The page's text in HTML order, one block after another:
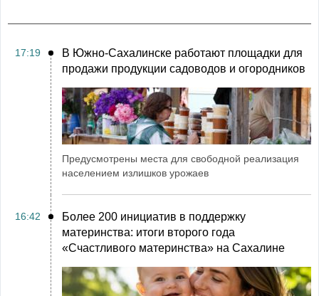
17:19
В Южно-Сахалинске работают площадки для
продажи продукции садоводов и огородников
Предусмотрены места для свободной реализация
населением излишков урожаев
16:42
Более 200 инициатив в поддержку
материнства: итоги второго года
«Счастливого материнства» на Сахалине